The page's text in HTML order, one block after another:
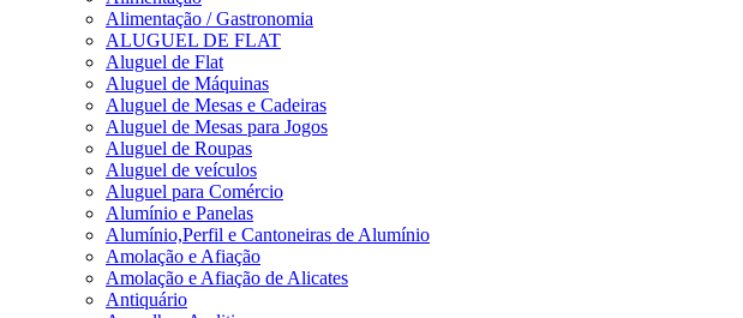
Alimentação / Gastronomia
ALUGUEL DE FLAT
Aluguel de Flat
Aluguel de Máquinas
Aluguel de Mesas e Cadeiras
Aluguel de Mesas para Jogos
Aluguel de Roupas
Aluguel de veículos
Aluguel para Comércio
Alumínio e Panelas
Alumínio,Perfil e Cantoneiras de Alumínio
Amolação e Afiação
Amolação e Afiação de Alicates
Antiquário